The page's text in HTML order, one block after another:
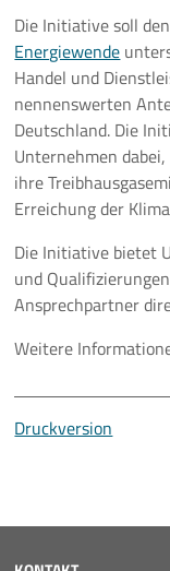
Pressemeldungen
Branchenmeldungen
Statements
Positionen
Mediathek
Akkreditierung
Mehr
Die Initiative soll
Energiewende
Handel und
nennenswerten
Deutschland. Die
Unternehmen
ihre
Erreichung der
Die Initiative bietet
und
Ansprechpartner
Weitere
Druckversion